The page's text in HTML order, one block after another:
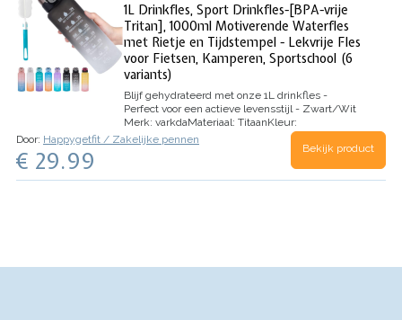
1L Drinkfles, Sport Drinkfles-[BPA-vrije
Tritan], 1000ml Motiverende Waterfles
met Rietje en Tijdstempel - Lekvrije Fles
voor Fietsen, Kamperen, Sportschool (6
variants)
Blijf gehydrateerd met onze 1L drinkfles -
Perfect voor een actieve levensstijl - Zwart/Wit
Merk: varkdaMateriaal: TitaanKleur:
Geel/RozeCapaciteit:
Speciale
kenmerken:…
Door: Happygetfit / Zakelijke pennen
€ 29.99 Bekijk product